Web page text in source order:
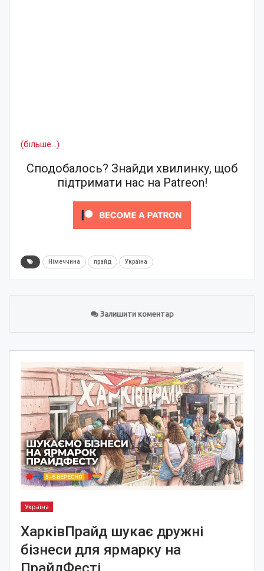
(більше…)
Сподобалось? Знайди хвилинку, щоб
підтримати нас на Patreon!
Німеччина прайд Україна
Залишити коментар
Україна
ХарківПрайд шукає дружні
бізнеси для ярмарку на